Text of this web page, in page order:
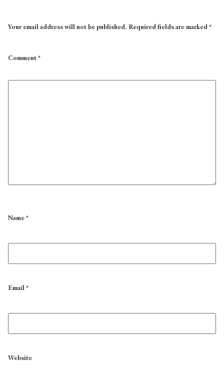
Your email address will not be published.Required fields are marked*
Comment*
Name*
Email*
Website